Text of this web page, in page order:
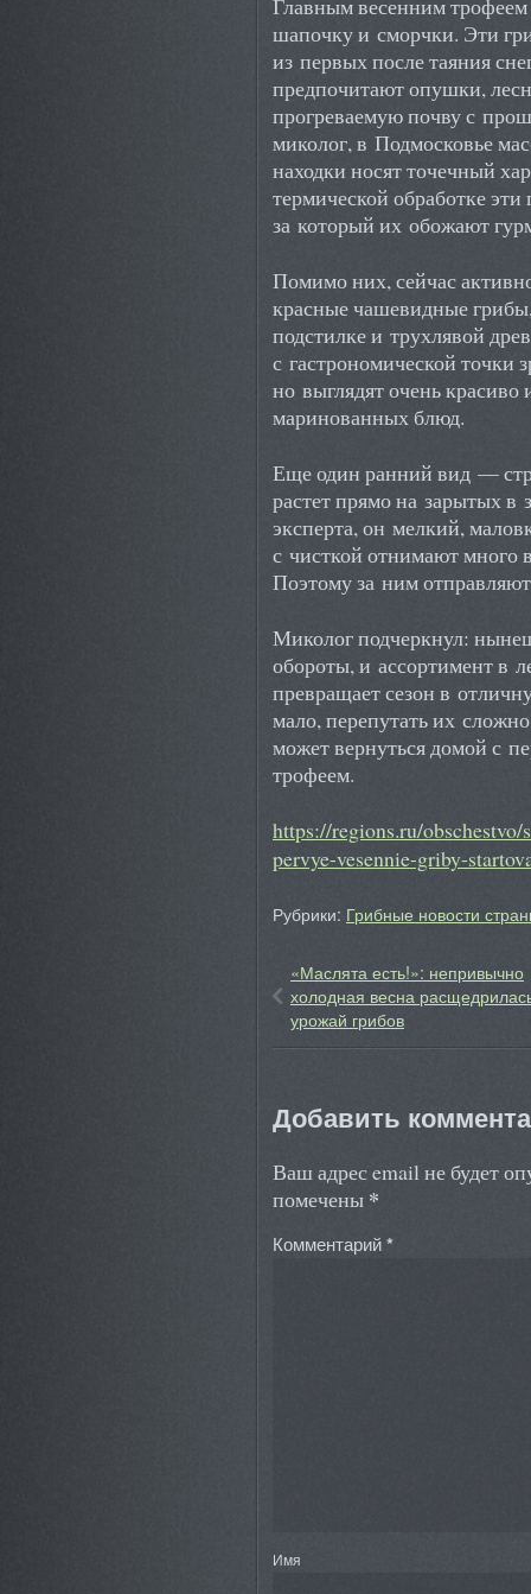
Главным весенним
шапочку и сморчки. Эти
из первых после таяния
предпочитают опушки,
прогреваемую почву с
миколог, в Подмосковье
находки носят точечный
термической обработке
за который их обожают
Помимо них, сейчас
красные чашевидные
подстилке и трухлявой
с гастрономической точки
но выглядят очень красиво
маринованных блюд.
Еще один ранний вид —
растет прямо на зарытых
эксперта, он мелкий,
с чисткой отнимают много
Поэтому за ним
Миколог подчеркнул:
обороты, и ассортимент в
превращает сезон в
мало, перепутать их
может вернуться домой с
трофеем.
https://regions.ru/
pervye-vesennie-griby-
Рубрики: Грибные новости
«Маслята есть!»: непривычно
холодная весна
урожай грибов
Добавить
Ваш адрес email не будет
помечены *
Комментарий*
Имя